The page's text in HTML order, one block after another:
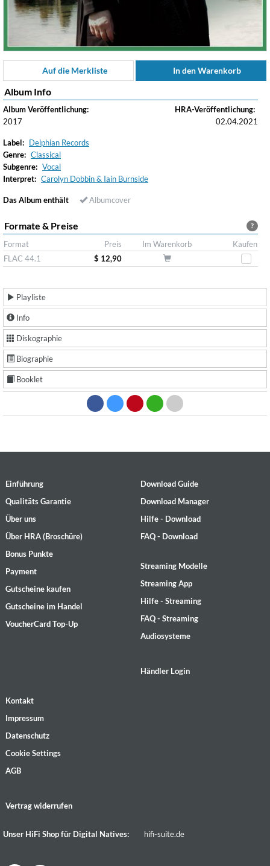
Auf die Merkliste In den Warenkorb
Album Info
Album Veröffentlichung:
2017
HRA-Veröffentlichung:
02.04.2021
Label: Delphian Records
Genre: Classical
Subgenre: Vocal
Interpret: Carolyn Dobbin & Iain Burnside
Das Album enthält Albumcover
?
Formate & Preise
Format Preis Im Warenkorb
Kaufen
FLAC 44.1
$ 12,90
Playliste
Info
Diskographie
Biographie
Booklet
Einführung
Qualitäts Garantie
Über uns
Über HRA (Broschüre)
Bonus Punkte
Payment
Gutscheine kaufen
Gutscheine im Handel
VoucherCard Top-Up
Download Guide
Download Manager
Hilfe - Download
FAQ - Download
Streaming Modelle
Streaming App
Hilfe - Streaming
FAQ - Streaming
Audiosysteme
Händler Login
Kontakt
Impressum
Datenschutz
Cookie Settings
AGB
Vertrag widerrufen
Unser HiFi Shop für Digital Natives: hifi-suite.de